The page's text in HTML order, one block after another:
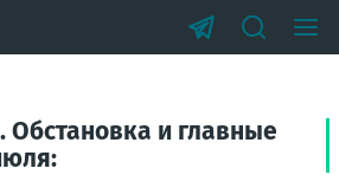
Обстановка и главные